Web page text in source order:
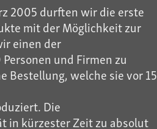
2005 durften wir die erste
mit der Möglichkeit zur
einen der
und Firmen zu
Bestellung, welche sie vor 15
Die
in kürzester Zeit zu absolut